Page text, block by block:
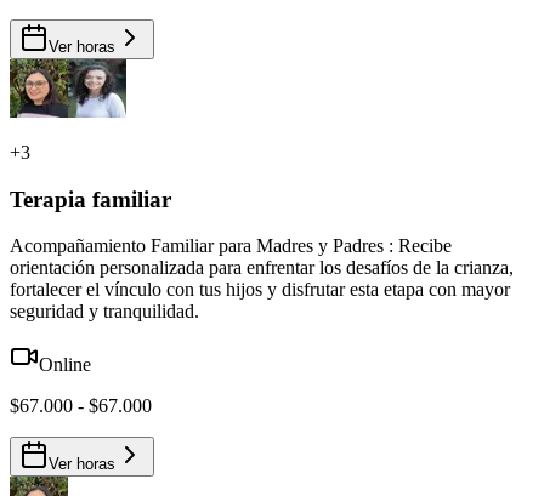
Ver horas
+3
Terapia familiar
Acompañamiento Familiar para Madres y Padres : Recibe
orientación personalizada para enfrentar los desafíos de la crianza,
fortalecer el vínculo con tus hijos y disfrutar esta etapa con mayor
seguridad y tranquilidad.
Online
$67.000 - $67.000
Ver horas